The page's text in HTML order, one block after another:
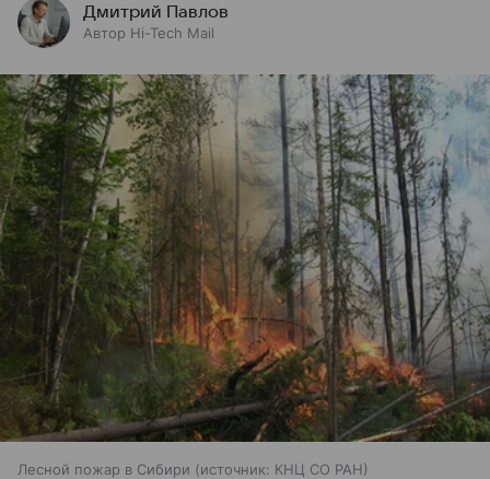
Дмитрий Павлов
Автор Hi-Tech Mail
Лесной пожар в Сибири источник: КНЦ СО РАН